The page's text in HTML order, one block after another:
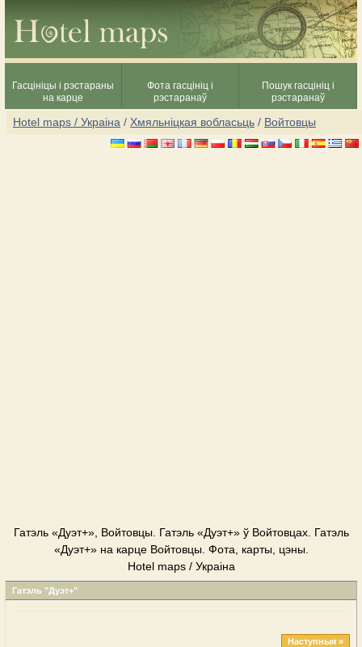
Гасцініцы і рэстараны
на карце
Фота гасцініц і
рэстаранаў
Пошук гасцініц і
рэстаранаў
Hotel maps / Украіна / Хмяльніцкая вобласьць / Войтовцы
Гатэль «Дуэт+», Войтовцы. Гатэль «Дуэт+» ў Войтовцах. Гатэль
«Дуэт+» на карце Войтовцы. Фота, карты, цэны.
Hotel maps / Украіна
Гатэль "Дуэт+"
Наступныя »